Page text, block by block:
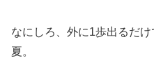
なにしろ、外に1歩出るだ
夏。